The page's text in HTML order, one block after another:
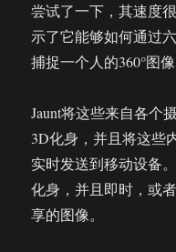
尝试了一下，其速度
示了它能够如何通过
捕捉一个人的360°图像
Jaunt将这些来自各个
3D化身，并且将这些
实时发送到移动设备
化身，并且即时，或
享的图像。